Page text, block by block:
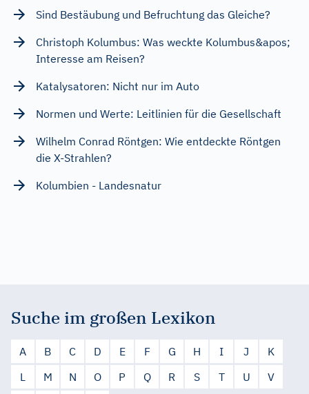
Sind Bestäubung und Befruchtung das Gleiche?
Christoph Kolumbus: Was weckte Kolumbus&apos;
Interesse am Reisen?
Katalysatoren: Nicht nur im Auto
Normen und Werte: Leitlinien für die Gesellschaft
Wilhelm Conrad Röntgen: Wie entdeckte Röntgen
die X-Strahlen?
Kolumbien - Landesnatur
Suche im großen Lexikon
A B C D E F G H I J
K
L
M N O P Q R S T U
V